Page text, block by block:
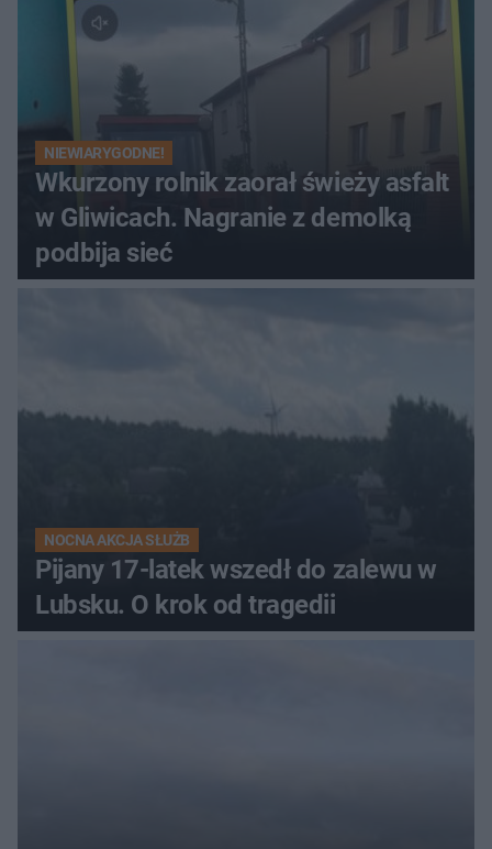
NIEWIARYGODNE!
Wkurzony rolnik zaorał świeży asfalt
w Gliwicach. Nagranie z demolką
podbija sieć
NOCNA AKCJA SŁUŻB
Pijany 17-latek wszedł do zalewu w
Lubsku. O krok od tragedii